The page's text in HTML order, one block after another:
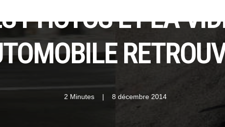
PHOTOS ET LA
2 Minutes | 8 décembre 2014